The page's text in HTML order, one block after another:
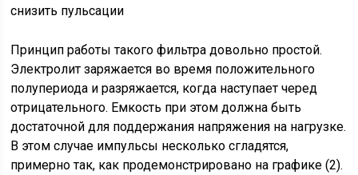
снизить пульсации
Принцип работы такого фильтра довольно простой.
Электролит заряжается во время положительного
полупериода и разряжается, когда наступает черед
отрицательного. Емкость при этом должна быть
достаточной для поддержания напряжения на нагрузке.
В этом случае импульсы несколько сгладятся,
примерно так, как продемонстрировано на графике (2).